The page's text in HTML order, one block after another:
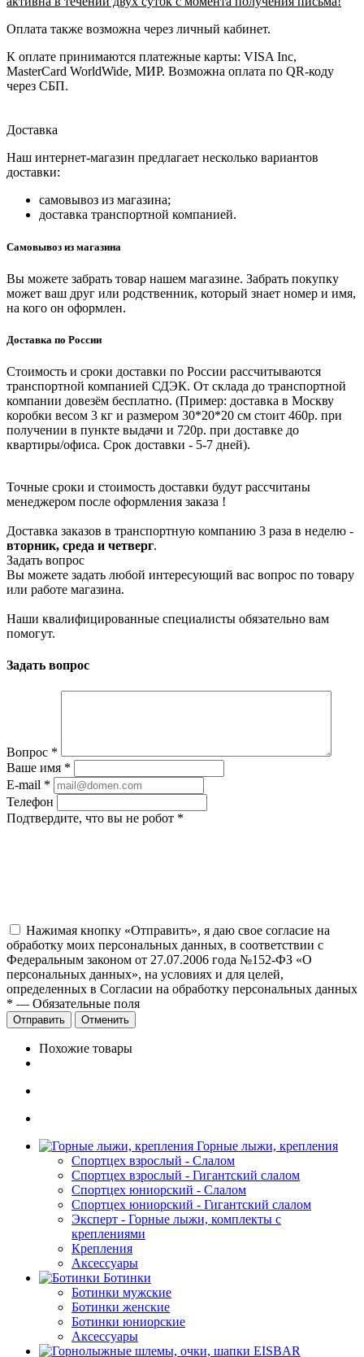
Оплата также возможна через личный кабинет.
К оплате принимаются платежные карты: VISA Inc,
MasterCard WorldWide, МИР. Возможна оплата по QR-коду
через СБП.
Доставка
Наш интернет-магазин предлагает несколько вариантов
доставки:
самовывоз из магазина;
доставка транспортной компанией.
Самовывоз из магазина
Вы можете забрать товар нашем магазине. Забрать покупку
может ваш друг или родственник, который знает номер и имя,
на кого он оформлен.
Доставка по России
Стоимость и сроки доставки по России рассчитываются
транспортной компанией СДЭК. От склада до транспортной
компании довезём бесплатно. (Пример: доставка в Москву
коробки весом 3 кг и размером 30*20*20 см стоит 460р. при
получении в пункте выдачи и 720р. при доставке до
квартиры/офиса. Срок доставки - 5-7 дней).
Точные сроки и стоимость доставки будут рассчитаны
менеджером после оформления заказа !
Доставка заказов в транспортную компанию 3 раза в неделю -
вторник, среда и четверг.
Задать вопрос
Вы можете задать любой интересующий вас вопрос по товару
или работе магазина.
Наши квалифицированные специалисты обязательно вам
помогут.
Задать вопрос
Вопрос *
Ваше имя *
E-mail *
Телефон
Подтвердите, что вы не робот *
Нажимая кнопку «Отправить», я даю свое согласие на
обработку моих персональных данных, в соответствии с
Федеральным законом от 27.07.2006 года №152-ФЗ «О
персональных данных», на условиях и для целей,
определенных в Согласии на обработку персональных данных
* — Обязательные поля
Отправить Отменить
Похожие товары
Горные лыжи, крепления
Спортцех взрослый - Слалом
Спортцех взрослый - Гигантский слалом
Спортцех юниорский - Слалом
Спортцех юниорский - Гигантский слалом
Эксперт - Горные лыжи, комплекты с
креплениями
Крепления
Аксессуары
Ботинки
Ботинки мужские
Ботинки женские
Ботинки юниорские
Аксессуары